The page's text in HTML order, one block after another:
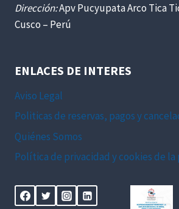
Dirección:Apv Pucyupata Arco Tica
Cusco – Perú
ENLACES DE INTERES
Aviso Legal
Politicas de reservas, pagos y
Quiénes Somos
Política de privacidad y cookies de la